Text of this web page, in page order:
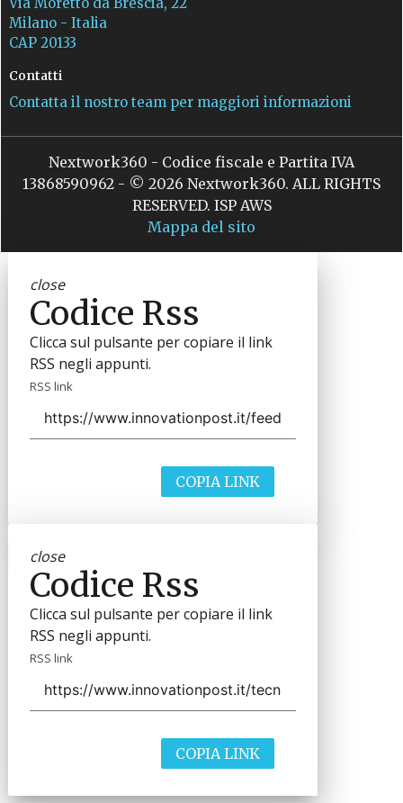
Via Moretto da Brescia, 22
Milano - Italia
CAP 20133
Contatti
Contatta il nostro team per maggiori informazioni
Nextwork360 - Codice fiscale e Partita IVA
13868590962 - © 2026 Nextwork360. ALL RIGHTS
RESERVED. ISP AWS
Mappa del sito
close
Codice Rss
Clicca sul pulsante per copiare il link
RSS negli appunti.
RSS link
COPIA LINK
close
Codice Rss
Clicca sul pulsante per copiare il link
RSS negli appunti.
RSS link
COPIA LINK